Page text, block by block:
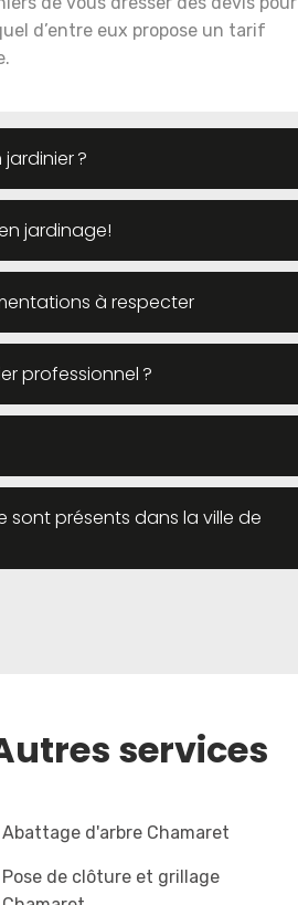
d’entre eux propose un tarif
?
jardinage!
à respecter
professionnel ?
sont présents dans la ville de
services
Abattage d'arbre Chamaret
Pose de clôture et grillage